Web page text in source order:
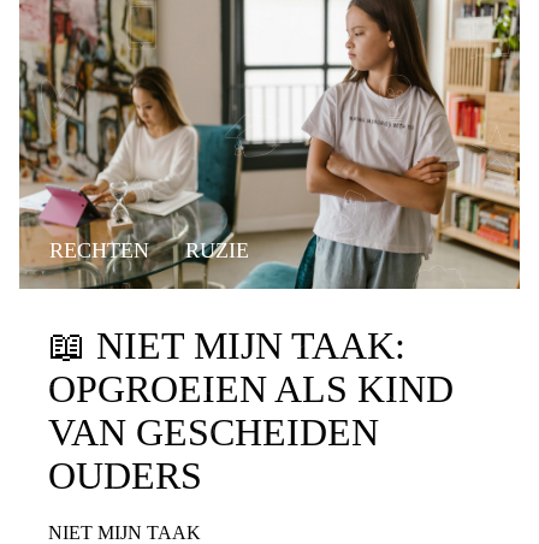
RECHTEN RUZIE
📖 NIET MIJN TAAK:
OPGROEIEN ALS KIND
VAN GESCHEIDEN
OUDERS
NIET MIJN TAAK